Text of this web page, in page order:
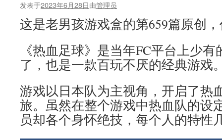
发表于2023年6月28日由管理员
这是老男孩游戏盒的第659篇原创
《热血足球》是当年FC平台上少
了，也是一款百玩不厌的经典游戏
游戏以日本队为主视角，开启了热
旅。虽然在整个游戏中热血队的设
员却各个身怀绝技，每个人的特性